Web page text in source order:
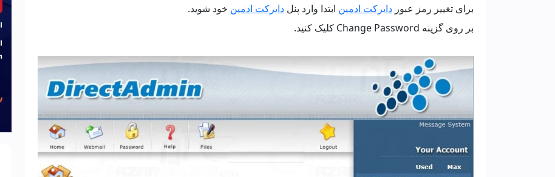
برای تغییر رمز عبور دایرکت ادمین ابتدا وارد پنل دایرکت ادمین خود شوید.
بر روی گزینه Change Password کلیک کنید.